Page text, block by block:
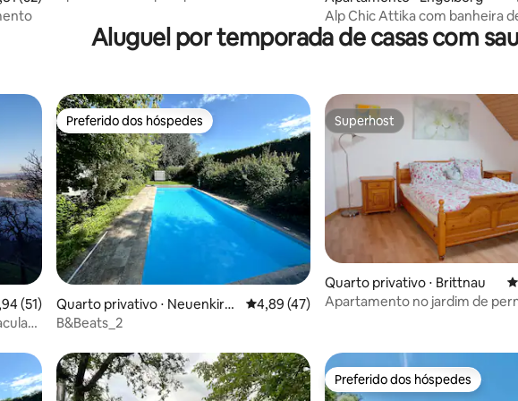
Apartamento
Alp Chic Attika com banheira
hidromassagem e sauna
Aluguel por temporada de casas com
de uma avaliação média de 5, 51 avaliações
(51)
Preferido dos hóspedes
Preferido dos hóspedes
Quarto privativo ⋅ Neuenkirc
h
4,89 de uma avaliação média de 5, 47
4,89 (47)
B&Beats_2
Superhost
Superhost
Quarto privativo ⋅ Brittnau
Apartamento no jardim de
Preferido dos hóspedes
Preferido dos hóspedes